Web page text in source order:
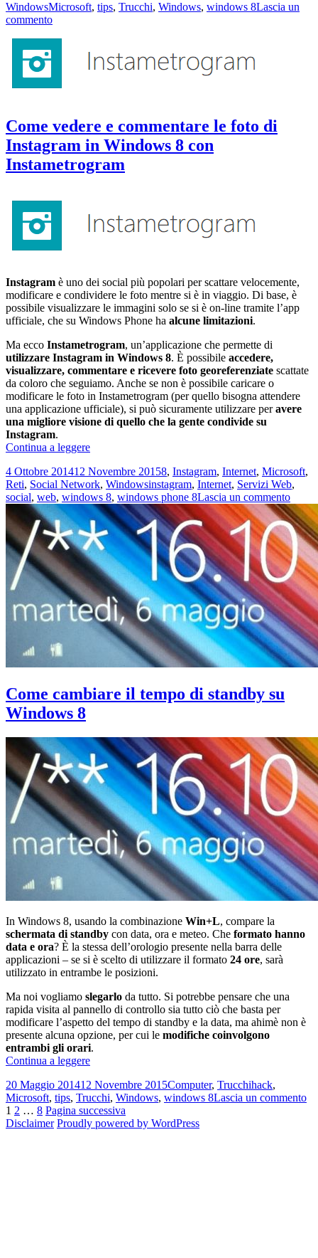
applicazioni
in
Windows
il
WindowsTag
Microsoft, tips, Trucchi, Windows, windows 8Lascia un
commentosu
applicazioni
in
Windows
Come vedere e commentare le foto di
Instagram in Windows 8 con
Instametrogram
Instagram è uno dei social più popolari per scattare velocemente,
modificare e condividere le foto mentre si è in viaggio. Di base, è
possibile visualizzare le immagini solo se si è on-line tramite l’app
ufficiale, che su Windows Phone ha alcune limitazioni.
Ma ecco Instametrogram, un’applicazione che permette di
utilizzare Instagram in Windows 8. È possibile accedere,
visualizzare, commentare e ricevere foto georeferenziate scattate
da coloro che seguiamo. Anche se non è possibile caricare o
modificare le foto in Instametrogram (per quello bisogna attendere
una applicazione ufficiale), si può sicuramente utilizzare peravere
una migliore visione di quello che la gente condivide su
Instagram.
Continua a leggereCome
e
commentare
le
foto
di
Instagram
in
Windows
con
Instametrogram
Scritto
il
4 Ottobre 201412 Novembre 2015Categorie
8, Instagram, Internet, Microsoft,
Reti, Social Network, WindowsTag
instagram, Internet, Servizi Web,
social, web, windows 8, windows phone 8Lascia un commentosu
Come
e
le
foto
di
in
8
con
Come cambiare il tempo di standby su
Windows 8
In Windows 8, usando la combinazione Win+L, compare la
schermata di standby con data, ora e meteo. Che formato hanno
data e ora? È la stessa dell’orologio presente nella barra delle
applicazioni – se si è scelto di utilizzare il formato 24 ore, sarà
utilizzato in entrambe le posizioni.
Ma noi vogliamo slegarlo da tutto. Si potrebbe pensare che una
rapida visita al pannello di controllo sia tutto ciò che basta per
modificare l’aspetto del tempo di standby e la data, ma ahimè non è
presente alcuna opzione, per cui le modifiche coinvolgono
entrambi gli orari.
Continua a leggereCome
il
tempo
di
standby
Scritto
il
20 Maggio 201412 Novembre 2015Categorie
Computer, TrucchiTag
hack,
Microsoft, tips, Trucchi, Windows, windows 8Lascia un commentosu
Paginazione
degli
Pagina
1 Pagina
2 … Pagina
8 Pagina successiva
Disclaimer Proudly powered by WordPress